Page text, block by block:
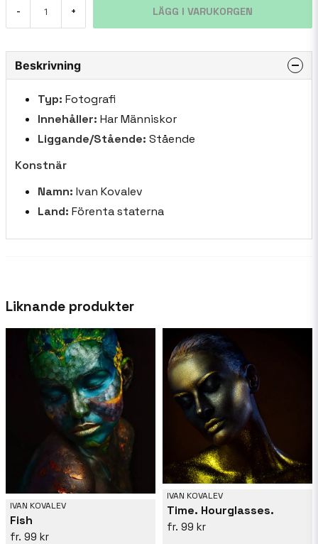
- + LÄGG I VARUKORGEN
Beskrivning
Typ: Fotografi
Innehåller: Har Människor
Liggande/Stående: Stående
Konstnär
Namn: Ivan Kovalev
Land: Förenta staterna
Liknande produkter
IVAN KOVALEV
Fish
99 kr
IVAN KOVALEV
Time. Hourglasses.
99 kr